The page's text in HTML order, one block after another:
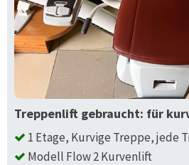
Treppenlift gebraucht: für
1 Etage, Kurvige Treppe, jede
Modell Flow 2 Kurvenlift